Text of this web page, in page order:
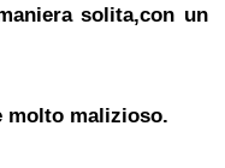
solita,con un
molto malizioso.